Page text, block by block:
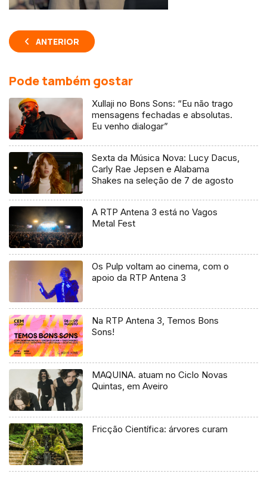
ANTERIOR
Pode também gostar
Xullaji no Bons Sons: “Eu não trago
mensagens fechadas e absolutas.
Eu venho dialogar”
Sexta da Música Nova: Lucy Dacus,
Carly Rae Jepsen e Alabama
Shakes na seleção de 7 de agosto
A RTP Antena 3 está no Vagos
Metal Fest
Os Pulp voltam ao cinema, com o
apoio da RTP Antena 3
Na RTP Antena 3, Temos Bons
Sons!
MAQUINA. atuam no Ciclo Novas
Quintas, em Aveiro
Fricção Científica: árvores curam